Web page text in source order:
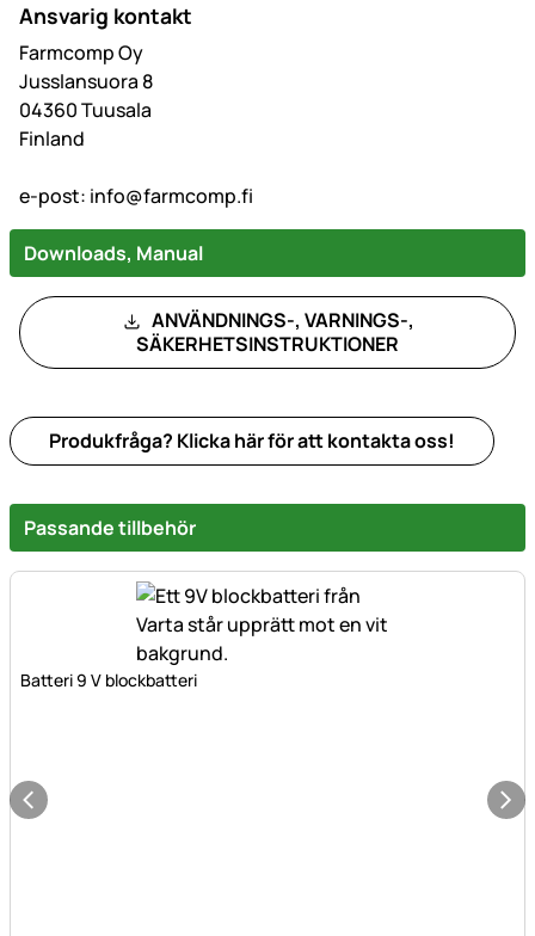
Ansvarig kontakt
Farmcomp Oy
Jusslansuora 8
04360 Tuusala
Finland
e-post: info@farmcomp.fi
Downloads, Manual
ANVÄNDNINGS-, VARNINGS-,
SÄKERHETSINSTRUKTIONER
Produkfråga? Klicka här för att kontakta oss!
Passande tillbehör
Batteri 9 V blockbatteri